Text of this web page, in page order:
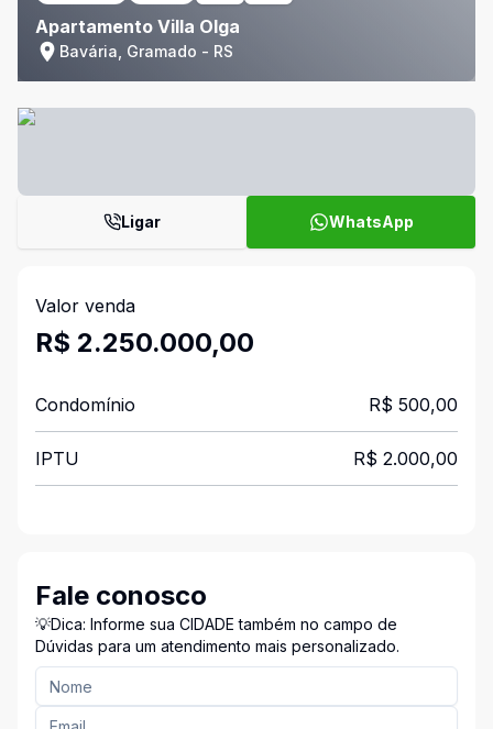
Apartamento Villa Olga
Bavária, Gramado - RS
Ligar WhatsApp
Valor venda
R$ 2.250.000,00
Condomínio R$ 500,00
IPTU R$ 2.000,00
Fale conosco
💡Dica: Informe sua CIDADE também no campo de
Dúvidas para um atendimento mais personalizado.